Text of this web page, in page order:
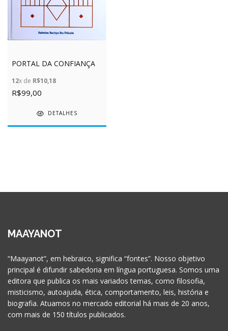
PORTAL DA CONFIANÇA
12x de R$10,18
R$99,00
DETALHES
MAAYANOT
“Maayanot”, em hebraico, significa “fontes”. Nosso objetivo
principal é difundir sabedoria em língua portuguesa. Somos uma
editora que publica os mais variados temas, como filosofia,
misticismo, autoajuda, ética, comportamento, leis, história e
biografia. Atuamos no mercado editorial há mais de 20 anos,
com mais de 150 títulos publicados.